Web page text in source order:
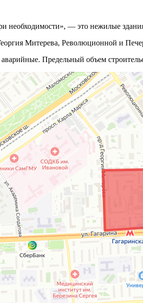
необходимости», — это нежилые
Митерева, Революционной и
Предельный объем